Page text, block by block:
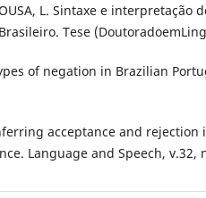
L. Sintaxe e interpretação
Tese
types of negation in Brazilian
acceptance and
Language and Speech, v.32,